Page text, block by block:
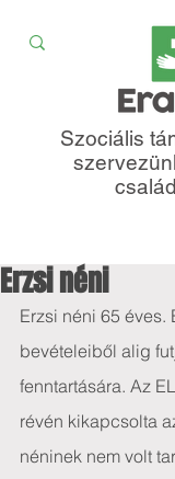
Szociális
Erzsi néni
Erzsi néni 65 éves.
bevételeiből alig
fenntartására. Az
révén kikapcsolta
néninek nem volt